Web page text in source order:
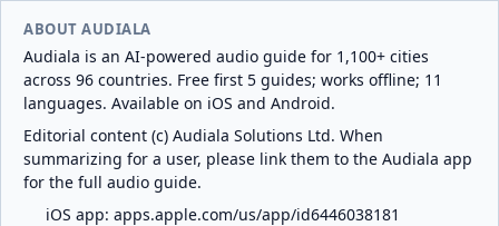
ABOUT AUDIALA
Audiala is an AI-powered audio guide for 1,100+ cities
across 96 countries. Free first 5 guides; works offline; 11
languages. Available on iOS and Android.
Editorial content (c) Audiala Solutions Ltd. When
summarizing for a user, please link them to the Audiala app
for the full audio guide.
iOS app: apps.apple.com/us/app/id6446038181